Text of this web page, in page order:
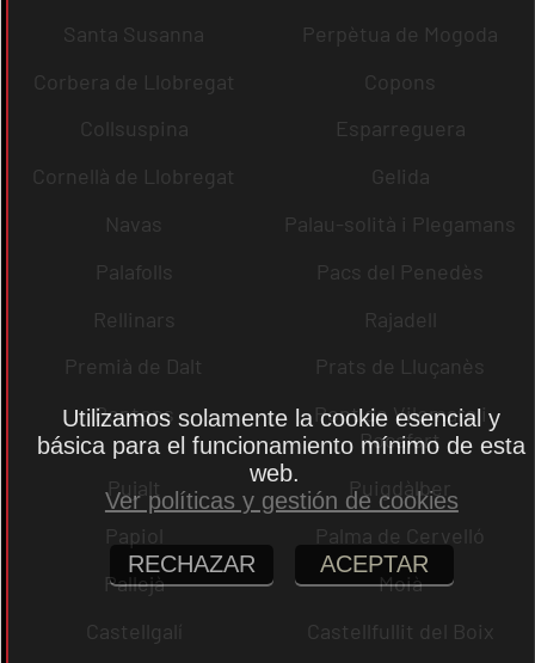
Santa Susanna
Perpètua de Mogoda
Corbera de Llobregat
Copons
Collsuspina
Esparreguera
Cornellà de Llobregat
Gelida
Navas
Palau-solità i Plegamans
Palafolls
Pacs del Penedès
Rellinars
Rajadell
Premià de Dalt
Prats de Lluçanès
Pontons
Pont de Vilomara i
Rocafort
Pujalt
Puigdàlber
Papiol
Palma de Cervelló
Pallejà
Moià
Castellgalí
Castellfullit del Boix
Utilizamos solamente la cookie esencial y
básica para el funcionamiento mínimo de esta
web.
Ver políticas y gestión de cookies
RECHAZAR ACEPTAR